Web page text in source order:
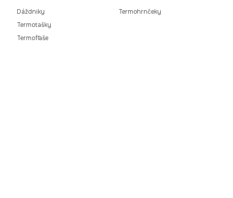
Dáždniky
Termotašky
Termofľaše
Termohrnčeky